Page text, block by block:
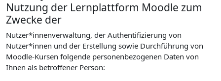
Nutzung der Lernplattform Moodle zum
Zwecke der
Nutzer*innenverwaltung, der Authentifizierung von
Nutzer*innen und der Erstellung sowie Durchführung von
Moodle-Kursen folgende personenbezogenen Daten von
Ihnen als betroffener Person: